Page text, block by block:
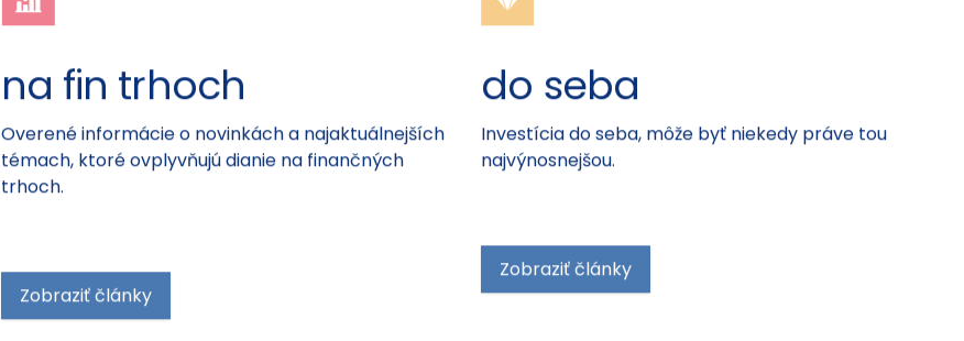
na fin trhoch
Overené informácie o novinkách a najaktuálnejších
témach, ktoré ovplyvňujú dianie na finančných
trhoch.
Zobraziť články
do seba
Investícia do seba, môže byť niekedy práve tou
najvýnosnejšou.
Zobraziť články